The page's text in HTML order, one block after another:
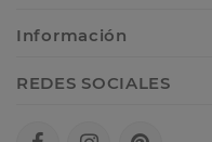
Información
REDES SOCIALES